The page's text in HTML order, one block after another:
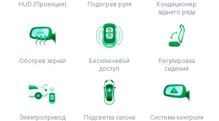
HUD (Проекция) Подогрев руля
Кондиционер
заднего ряда
Обогрев зеркал
Бесключевой
доступ
Регулировка
сидений
Электропривод
Подсветка салона
Система контроля